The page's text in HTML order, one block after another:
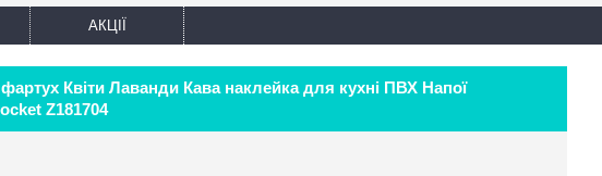
АКЦІЇ
Квіти Лаванди Кава наклейка для кухні ПВХ Напої
Z181704